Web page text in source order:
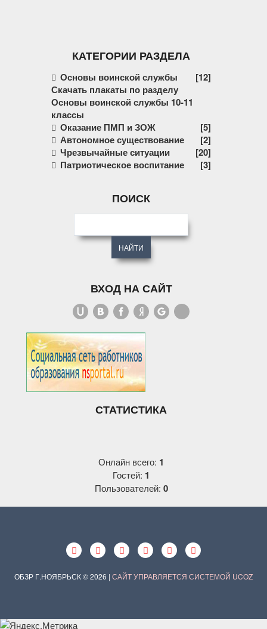
КАТЕГОРИИ РАЗДЕЛА
Основы воинской службы
[12]
Скачать плакаты по разделу
Основы воинской службы 10-11
классы
Оказание ПМП и ЗОЖ
[5]
Автономное существование
[2]
Чрезвычайные ситуации
[20]
Патриотическое воспитание
[3]
ПОИСК
ВХОД НА САЙТ
СТАТИСТИКА
Онлайн всего: 1
Гостей: 1
Пользователей: 0
ОБЗР Г.НОЯБРЬСК © 2026 | САЙТ УПРАВЛЯЕТСЯ СИСТЕМОЙ UCOZ